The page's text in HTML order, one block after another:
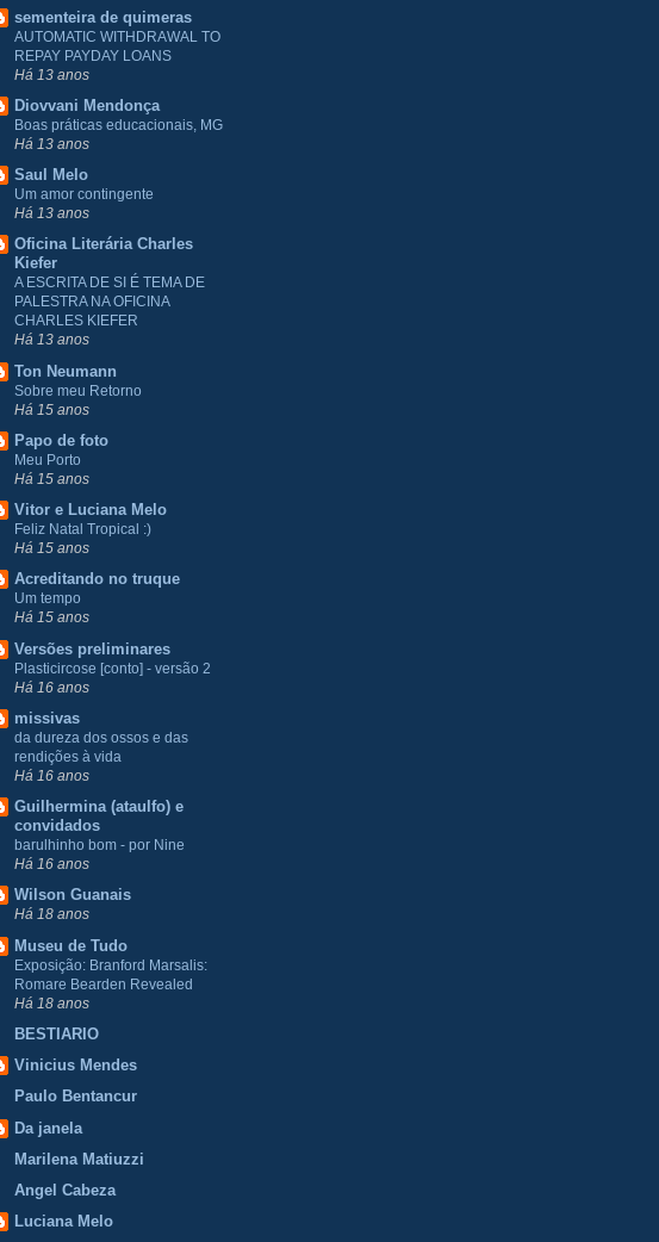
sementeira de quimeras
AUTOMATIC WITHDRAWAL TO
REPAY PAYDAY LOANS
Há 13 anos
Diovvani Mendonça
Boas práticas educacionais, MG
Há 13 anos
Saul Melo
Um amor contingente
Há 13 anos
Oficina Literária Charles
Kiefer
A ESCRITA DE SI É TEMA DE
PALESTRA NA OFICINA
CHARLES KIEFER
Há 13 anos
Ton Neumann
Sobre meu Retorno
Há 15 anos
Papo de foto
Meu Porto
Há 15 anos
Vitor e Luciana Melo
Feliz Natal Tropical :)
Há 15 anos
Acreditando no truque
Um tempo
Há 15 anos
Versões preliminares
Plasticircose [conto] - versão 2
Há 16 anos
missivas
da dureza dos ossos e das
rendições à vida
Há 16 anos
Guilhermina (ataulfo) e
convidados
barulhinho bom - por Nine
Há 16 anos
Wilson Guanais
Há 18 anos
Museu de Tudo
Exposição: Branford Marsalis:
Romare Bearden Revealed
Há 18 anos
BESTIARIO
Vinicius Mendes
Paulo Bentancur
Da janela
Marilena Matiuzzi
Angel Cabeza
Luciana Melo